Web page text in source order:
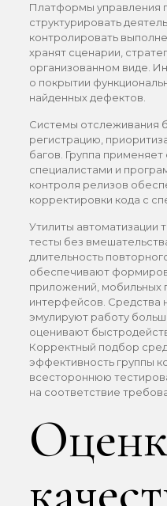
Платформы управления
структурировать
контролировать
хранят сценарии,
организованном виде.
о покрытии
найденных дефектов.
Системы отслеживания
регистрацию,
багов. Группа
специалистами и
контроля релизов
корректировки кода с
Утилиты автоматизации
тесты без
длительность
обеспечивают
приложений, мобильных
интерфейсов. Средства
эмулируют работу
оценивают
Корректный подбор
эффективность группы
всестороннюю
на соответствие